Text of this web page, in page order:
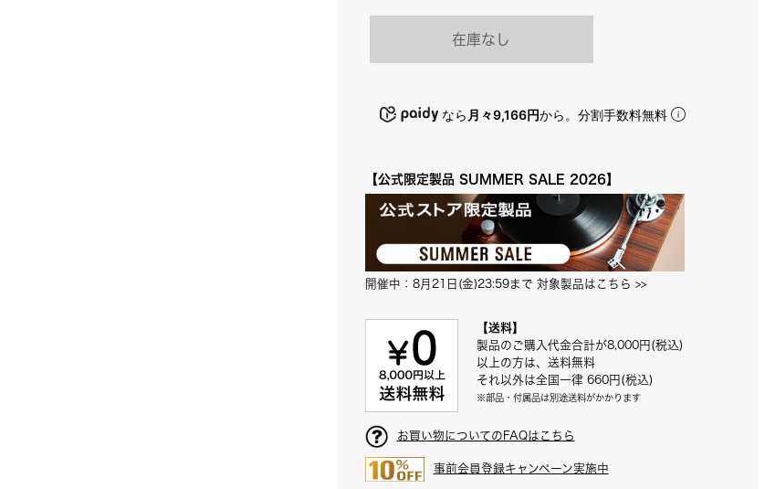
在庫なし
なら 月々9,166円から。分割手数料無料
【公式限定製品 SUMMER SALE 2026】
開催中：8月21日(金)23:59まで 対象製品はこちら >>
【送料】
製品のご購入代金合計が8,000円(税込)
以上の方は、送料無料
それ以外は全国一律 660円(税込)
※部品・付属品は別途送料がかかります
お買い物についてのFAQはこちら
事前会員登録キャンペーン実施中